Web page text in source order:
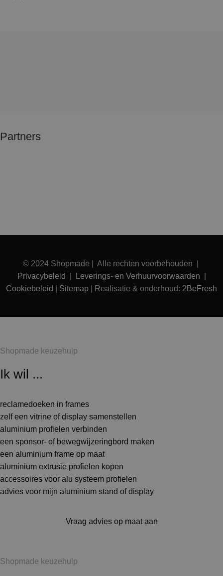
Partners
© 2024 Shopmade | Alle rechten voorbehouden |
Privacybeleid
Leverings- en Verhuurvoorwaarden
Cookiebeleid
Sitemap | Realisatie & onderhoud: 2BeFresh
Shopmade keuzehulp
Ik wil ...
reclamedoeken in frames
zelf een vitrine of display samenstellen
aluminium profielen verbinden
een sponsor- of bewegwijzeringbord maken
een aluminium frame op maat
aluminium extrusie profielen kopen
accessoires voor alu systeem profielen
advies voor mijn aluminium stand of display
Vraag advies op maat aan
Shopmade keuzehulp